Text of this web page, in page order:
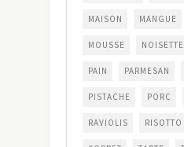
MAISON MANGUE
MOUSSE
PAIN PARMESAN
PISTACHE PORC
RAVIOLIS RISOTTO